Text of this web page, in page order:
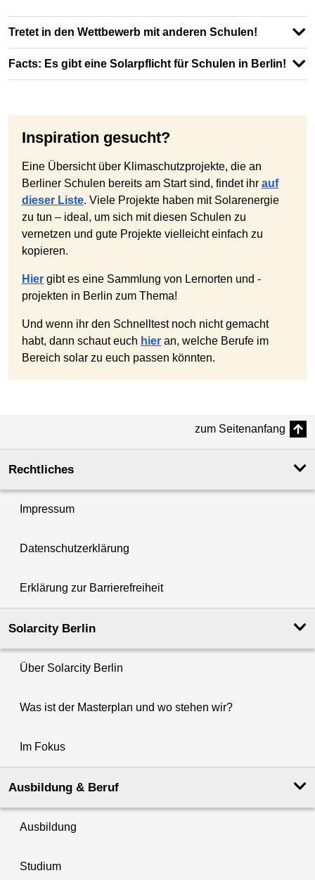
Tretet in den Wettbewerb mit anderen Schulen!
Facts: Es gibt eine Solarpflicht für Schulen in Berlin!
Inspiration gesucht?
Eine Übersicht über Klimaschutzprojekte, die an
Berliner Schulen bereits am Start sind, findet ihr auf
dieser Liste. Viele Projekte haben mit Solarenergie
zu tun – ideal, um sich mit diesen Schulen zu
vernetzen und gute Projekte vielleicht einfach zu
kopieren.
Hier gibt es eine Sammlung von Lernorten und -
projekten in Berlin zum Thema!
Und wenn ihr den Schnelltest noch nicht gemacht
habt, dann schaut euch hier an, welche Berufe im
Bereich solar zu euch passen könnten.
zum Seitenanfang
Rechtliches
Impressum
Datenschutzerklärung
Erklärung zur Barrierefreiheit
Solarcity Berlin
Über Solarcity Berlin
Was ist der Masterplan und wo stehen wir?
Im Fokus
Ausbildung & Beruf
Ausbildung
Studium